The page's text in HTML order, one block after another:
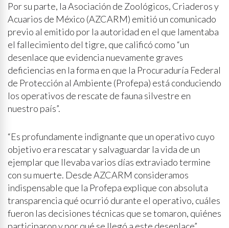
Por su parte, la Asociación de Zoológicos, Criaderos y
Acuarios de México (AZCARM) emitió un comunicado
previo al emitido por la autoridad en el que lamentaba
el fallecimiento del tigre, que calificó como “un
desenlace que evidencia nuevamente graves
deficiencias en la forma en que la Procuraduría Federal
de Protección al Ambiente (Profepa) está conduciendo
los operativos de rescate de fauna silvestre en
nuestro país”.
“Es profundamente indignante que un operativo cuyo
objetivo era rescatar y salvaguardar la vida de un
ejemplar que llevaba varios días extraviado termine
con su muerte. Desde AZCARM consideramos
indispensable que la Profepa explique con absoluta
transparencia qué ocurrió durante el operativo, cuáles
fueron las decisiones técnicas que se tomaron, quiénes